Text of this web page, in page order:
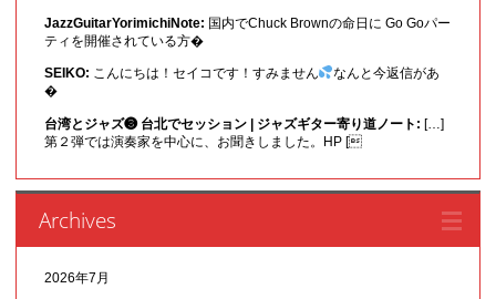
JazzGuitarYorimichiNote: 国内でChuck Brownの命日に Go Goパー
ティを開催されている方�
SEIKO: こんにちは！セイコです！すみません
なんと今返信があ
�
台湾とジャズ❸ 台北でセッション | ジャズギター寄り道ノート: […]
第２弾では演奏家を中心に、お聞きしました。HP [
Archives
2026年7月